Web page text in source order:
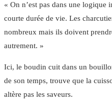
« On n’est pas dans une
courte durée de vie. Les
nombreux mais ils doivent
autrement. »
Ici, le boudin cuit dans un
de son temps, trouve que la
altère pas les saveurs.